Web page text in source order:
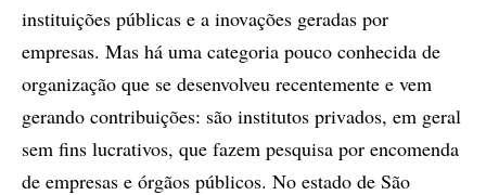
instituições públicas e a inovações geradas por
empresas. Mas há uma categoria pouco conhecida de
organização que se desenvolveu recentemente e vem
gerando contribuições: são institutos privados, em geral
sem fins lucrativos, que fazem pesquisa por encomenda
de empresas e órgãos públicos. No estado de São